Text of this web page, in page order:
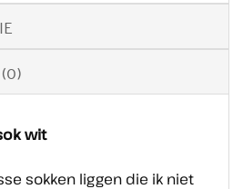
wit
sokken liggen die ik niet